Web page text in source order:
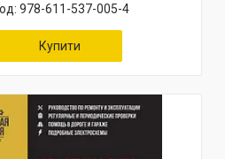
978-611-537-005-4
Купити